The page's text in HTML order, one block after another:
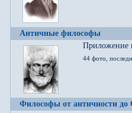
Античные философы
Приложение
44 фото,
Философы от античности до